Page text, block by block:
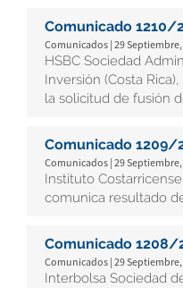
Comunicado 1210/
Comunicados | 29 Septiembre,
HSBC Sociedad
Inversión (Costa
la solicitud de fusión
Comunicado 1209/
Comunicados | 29 Septiembre,
Instituto
comunica resultado
Comunicado 1208/
Comunicados | 29 Septiembre,
Interbolsa Sociedad